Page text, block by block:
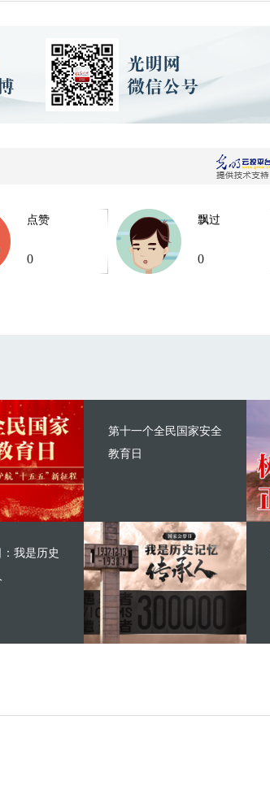
点赞
0
飘过
0
第十一个全民国家安全
教育日
我是历史